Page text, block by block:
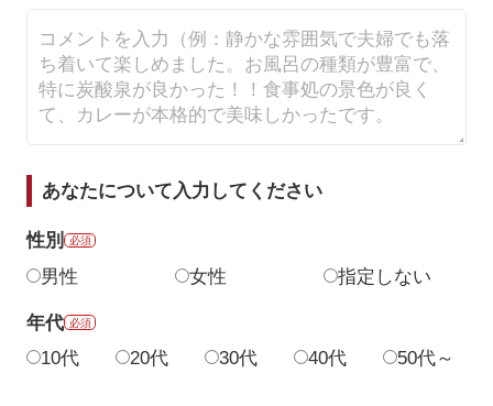
あなたについて入力してください
性別 必須
男性 女性 指定しない
年代 必須
10代 20代 30代 40代 50代～